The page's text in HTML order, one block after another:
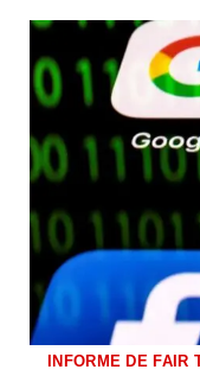
INFORME DE FAIR